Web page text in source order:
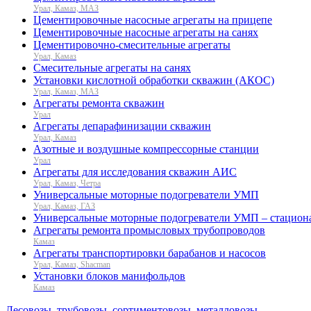
Урал, Камаз, МАЗ
Цементировочные насосные агрегаты на прицепе
Цементировочные насосные агрегаты на санях
Цементировочно-смесительные агрегаты
Урал, Камаз
Смесительные агрегаты на санях
Установки кислотной обработки скважин (АКОС)
Урал, Камаз, МАЗ
Агрегаты ремонта скважин
Урал
Агрегаты депарафинизации скважин
Урал, Камаз
Азотные и воздушные компрессорные станции
Урал
Агрегаты для исследования скважин АИС
Урал, Камаз, Четра
Универсальные моторные подогреватели УМП
Урал, Камаз, ГАЗ
Универсальные моторные подогреватели УМП –
Агрегаты ремонта промысловых трубопроводов
Камаз
Агрегаты транспортировки барабанов и насосов
Урал, Камаз, Shacman
Установки блоков манифольдов
Камаз